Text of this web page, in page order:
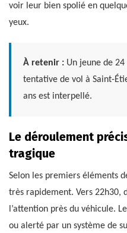
voir leur bien spolié en
yeux.
À retenir : Un jeune de 24
tentative de vol à Saint-
ans est interpellé.
Le déroulement
tragique
Selon les premiers éléments
très rapidement. Vers 22h30,
l’attention près du véhicule.
ou alerté par un système de